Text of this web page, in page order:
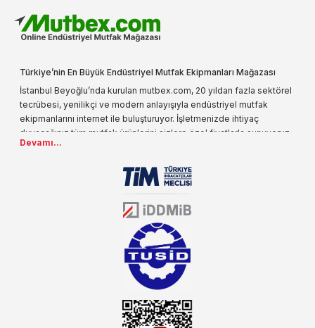
Türkiye’nin En Büyük Endüstriyel Mutfak Ekipmanları Mağazası
İstanbul Beyoğlu’nda kurulan mutbex.com, 20 yıldan fazla sektörel
tecrübesi, yenilikçi ve modern anlayışıyla endüstriyel mutfak
ekipmanlarını internet ile buluşturuyor. İşletmenizde ihtiyaç
duyacağınız tüm mutfak ürünlerini sizlere özel fiyatlarla sunuyoruz.
Endüstriyel mutfak malzemesi deyince akla gelen ilk adreslerden
sektörün farklı alanlarında da faliyet gösteren mutbex.com,
Öztiryakiler resmi bayisidir. Öztiryakiler ürünleri üzerinde büyük bir
donanıma sahip ekibi ile müşterilerine koşulsuz destek sunan
mutbex.com ile endüstriyel mutfak malzemeleri konusunda
alacağınız hizmet standartların her zaman üstünde olacaktır.
Devamı...